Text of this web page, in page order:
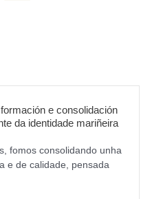
m
e consolidación
da identidade mariñeira
fomos consolidando unha
e de calidade, pensada